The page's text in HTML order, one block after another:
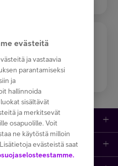
voin
evästeitä
ja vastaavia
parantamiseksi
ja
hallinnoida
sisältävät
ja merkitsevät
osapuolille. Voit
ne käytöstä milloin
evästeistä saat